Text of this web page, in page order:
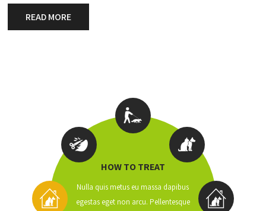
READ MORE
HOW TO TREAT
Nulla quis metus eu massa dapibus
egestas eget non arcu. Pellentesque